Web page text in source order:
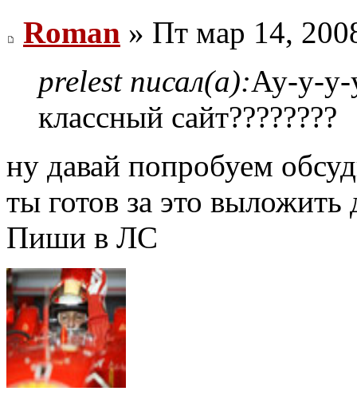
Roman » Пт мар 14,
prelest писал(а):Ау-у-у-
классный сайт????????
ну давай попробуем
ты готов за это выложить
Пиши в ЛС